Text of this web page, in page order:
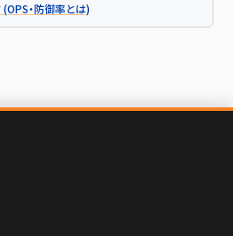
・防御率とは)